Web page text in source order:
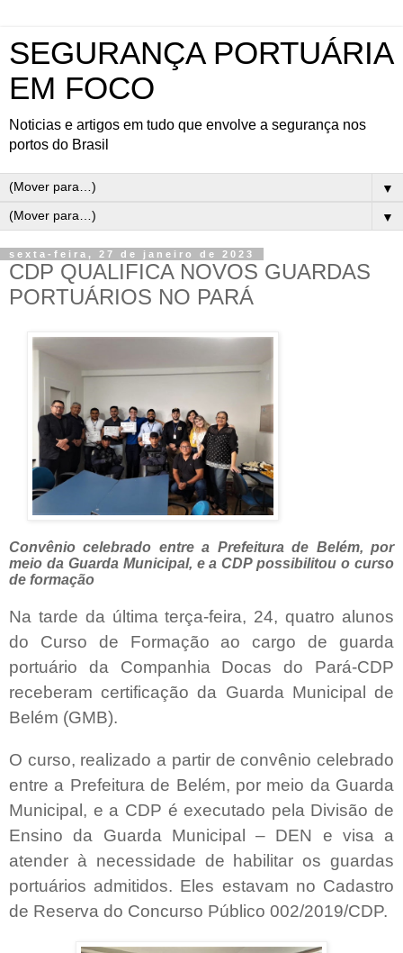
SEGURANÇA PORTUÁRIA
EM FOCO
Noticias e artigos em tudo que envolve a segurança nos
portos do Brasil
▼
▼
sexta-feira, 27 de janeiro de 2023
CDP QUALIFICA NOVOS GUARDAS
PORTUÁRIOS NO PARÁ
Convênio celebrado entre a Prefeitura de Belém, por
meio da Guarda Municipal, e a CDP possibilitou o curso
de formação
Na tarde da última terça-feira, 24, quatro alunos
do Curso de Formação ao cargo de guarda
portuário da Companhia Docas do Pará-CDP
receberam certificação da Guarda Municipal de
Belém (GMB).
O curso, realizado a partir de convênio celebrado
entre a Prefeitura de Belém, por meio da Guarda
Municipal, e a CDP é executado pela Divisão de
Ensino da Guarda Municipal – DEN e visa a
atender à necessidade de habilitar os guardas
portuários admitidos. Eles estavam no Cadastro
de Reserva do Concurso Público 002/2019/CDP.